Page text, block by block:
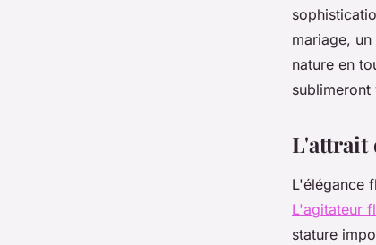
mariage,
nature en
sublimeront
L'attrait
L'élégance
L'agitateur
stature